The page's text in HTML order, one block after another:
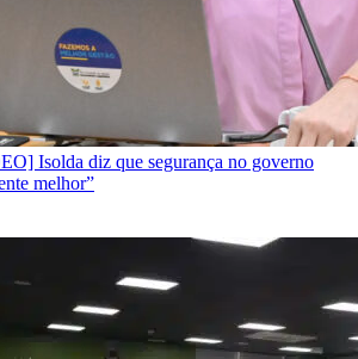
Isolda diz que segurança no governo
melhor”